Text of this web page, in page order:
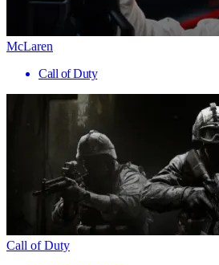
McLaren
Call of Duty
Call of Duty